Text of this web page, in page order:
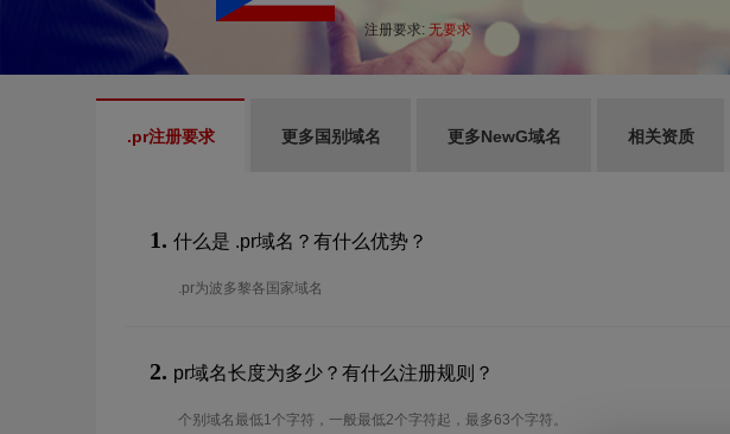
注册要求: 无要求
.pr注册要求 更多国别域名 更多NewG域名 相关资质
1. 什么是 .pr域名？有什么优势？
.pr为波多黎各国家域名
2. pr域名长度为多少？有什么注册规则？
个别域名最低1个字符，一般最低2个字符起，最多63个字符。